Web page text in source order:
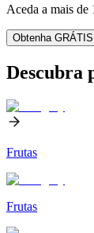
Aceda a mais de
Obtenha GRÁTIS
Descubra
Frutas
Frutas